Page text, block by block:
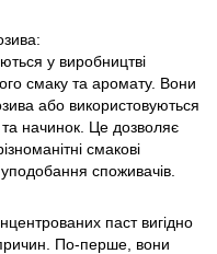
у виробництві
смаку та аромату. Вони
або використовуються
начинок. Це дозволяє
смакові
споживачів.
паст вигідно
По-перше, вони